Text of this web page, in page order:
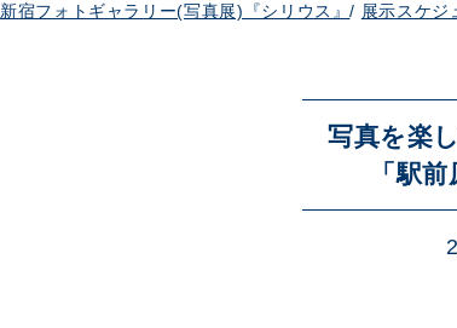
新宿フォトギャラリー(写真展)『シリウス』/ 展示スケジ
写真を楽
「駅
ブログ
展示のお申